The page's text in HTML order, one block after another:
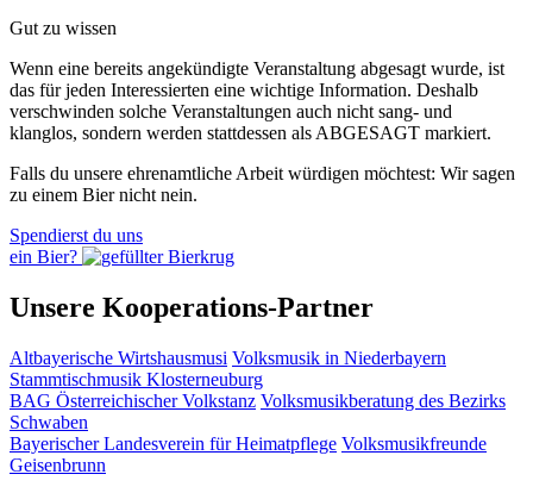
Gut zu wissen
Wenn eine bereits ange­kündigte Veranstaltung abgesagt wurde, ist
das für jeden Interessierten eine wichtige Information. Deshalb
verschwinden solche Veran­staltungen auch nicht sang- und
klanglos, sondern werden statt­dessen alsABGESAGT markiert.
Falls du unsere ehrenamtliche Arbeit würdigen möchtest: Wir sagen
zu einem Bier nicht nein.
Spendierst du uns
ein Bier?
Unsere Kooperations-Partner
Altbayerische Wirtshausmusi Volksmusik in Niederbayern
Stammtischmusik Klosterneuburg
BAG Österreichischer Volkstanz Volksmusikberatung des Bezirks
Schwaben
Bayerischer Landesverein für Heimatpflege Volksmusikfreunde
Geisenbrunn